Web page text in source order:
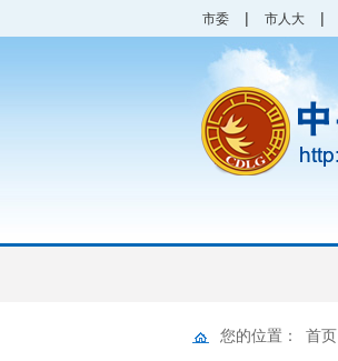
市委 | 市人大 |
您的位置： 首页